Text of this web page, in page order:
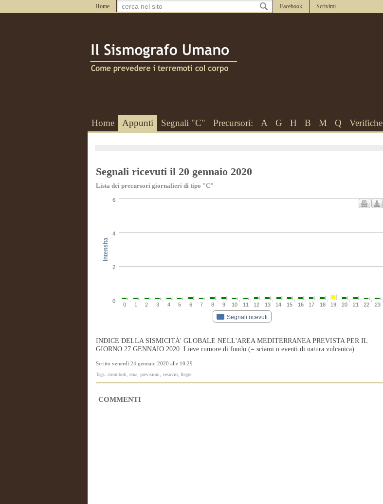
Home Facebook Scrivimi
Home Appunti Segnali "C" Precursori: A G H B M Q Verifiche
Segnali ricevuti il 20 gennaio 2020
Lista dei precursori giornalieri di tipo "C"
Intensita
Segnali ricevuti
0 1 2 3 4 5 6 7 8 9 10 11 12 13 14 15 16 17 18 19 20 21 22 23
0
2
4
6
INDICE DELLA SISMICITÀ' GLOBALE NELL'AREA MEDITERRANEA PREVISTA PER IL
GIORNO 27 GENNAIO 2020. Lieve rumore di fondo (= sciami o eventi di natura vulcanica).
Scritto venerdì 24 gennaio 2020 alle 10:29
Tags: stromboli, etna, previsioni, vesuvio, flegrei
COMMENTI